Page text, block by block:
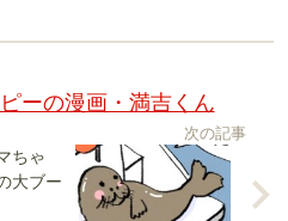
ーの漫画・満吉くん
次の記事
ちゃ
大ブー